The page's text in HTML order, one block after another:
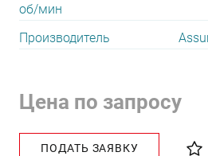
об/мин
Производитель
Цена по запросу
ПОДАТЬ ЗАЯВКУ